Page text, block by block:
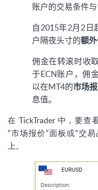
账户的交易条件
自2015年2月2日
户隔夜头寸的额
佣金在转滚时收
于ECN账户，佣
以在MT4的市场
息值。
在 TickTrader 中，要查
“市场报价”面板或“交
上。